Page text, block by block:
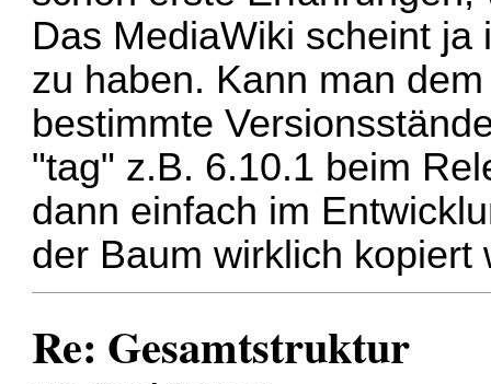
Das MediaWiki scheint
zu haben. Kann man
bestimmte
"tag" z.B. 6.10.1 beim
dann einfach im
der Baum wirklich kopiert
Re: Gesamtstruktur